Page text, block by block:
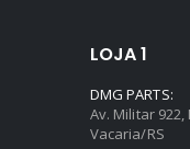
LOJA 1
DMG PARTS:
Av. Militar
Vacaria/RS